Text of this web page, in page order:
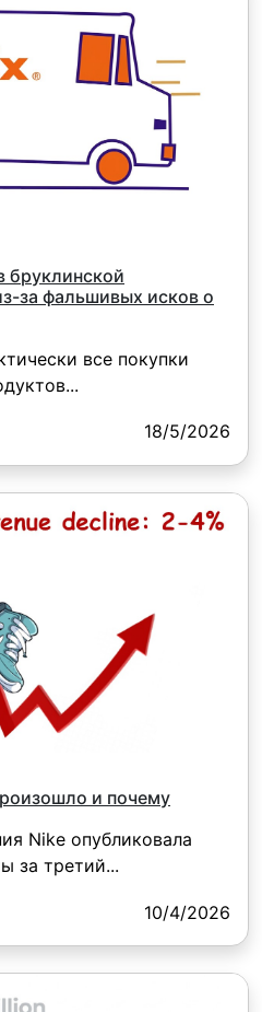
бруклинской
за фальшивых исков о
все покупки
18/5/2026
и почему
Nike опубликовала
за третий...
10/4/2026